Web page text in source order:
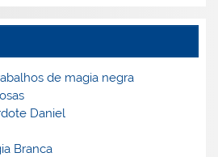
de magia negra
Daniel
Branca